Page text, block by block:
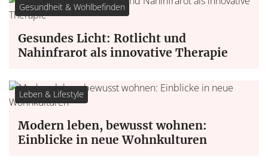
Gesundheit & Wohlbefinden
Gesundes Licht: Rotlicht und
Nahinfrarot als innovative Therapie
Leben & Lifestyle
Modern leben, bewusst wohnen:
Einblicke in neue Wohnkulturen